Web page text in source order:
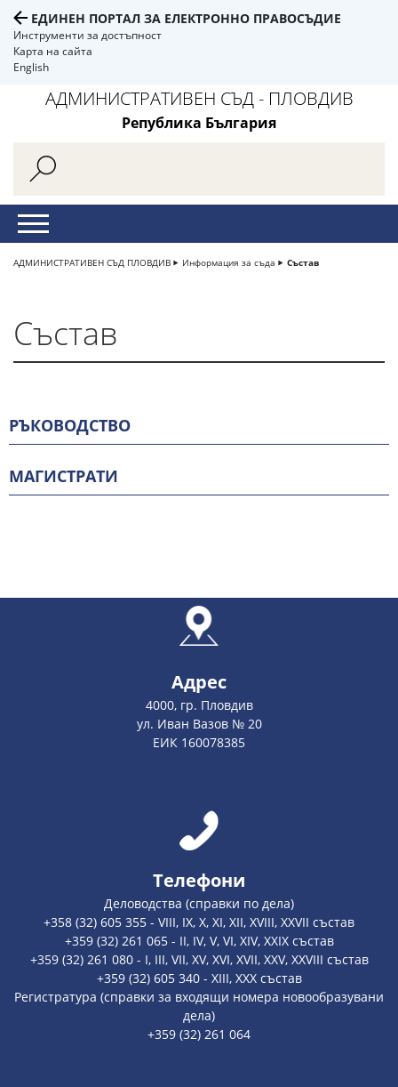
ЕДИНЕН ПОРТАЛ ЗА ЕЛЕКТРОННО ПРАВОСЪДИЕ
Инструменти за достъпност
Карта на сайта
English
АДМИНИСТРАТИВЕН СЪД - ПЛОВДИВ
Република България
АДМИНИСТРАТИВЕН СЪД ПЛОВДИВ Информация за съда Състав
Състав
РЪКОВОДСТВО
МАГИСТРАТИ
Адрес
4000, гр. Пловдив
ул. Иван Вазов № 20
ЕИК 160078385
Телефони
Деловодства (справки по дела)
+358 (32) 605 355 - VIII, IX, X, XI, XII, XVIII, XXVII състав
+359 (32) 261 065 - II, IV, V, VI, XIV, XXIX състав
+359 (32) 261 080 - I, III, VII, XV, XVI, XVII, XXV, XXVIII състав
+359 (32) 605 340 - XIII, XXX състав
Регистратура (справки за входящи номера новообразувани
дела)
+359 (32) 261 064